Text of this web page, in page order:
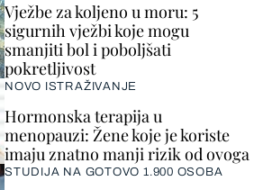
Vježbe za koljeno u moru: 5
sigurnih vježbi koje mogu
smanjiti bol i poboljšati
pokretljivost
NOVO ISTRAŽIVANJE
Hormonska terapija u
menopauzi: Žene koje je koriste
imaju znatno manji rizik od ovoga
STUDIJA NA GOTOVO 1.900 OSOBA